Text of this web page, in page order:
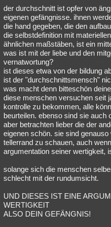
der durchschnitt ist opfer von
eigenen gefängnisse. ihnen
die hand gegeben, die den
die selbstdefinition mit
ähnlichen maßstäben, ist ein
was ist mit der liebe und den
vernatwortung?
ist dieses etwa von der bildung
ist der "durchschnittsmensch"
was macht denn bitteschön
diese menschen versuchen seit
kontrolle zu bekommen, alle
beurteilen. ebenso sind sie auch
aber betrachten lieber die der
eigenen schön. sie sind
tellerrand zu schauen, auch
argumentation seiner wertigkeit,
solange sich die menschen
schlecht mit der rundumsicht.
UND DIESES IST EINE
WERTIGKEIT
ALSO DEIN GEFÄNGNIS!